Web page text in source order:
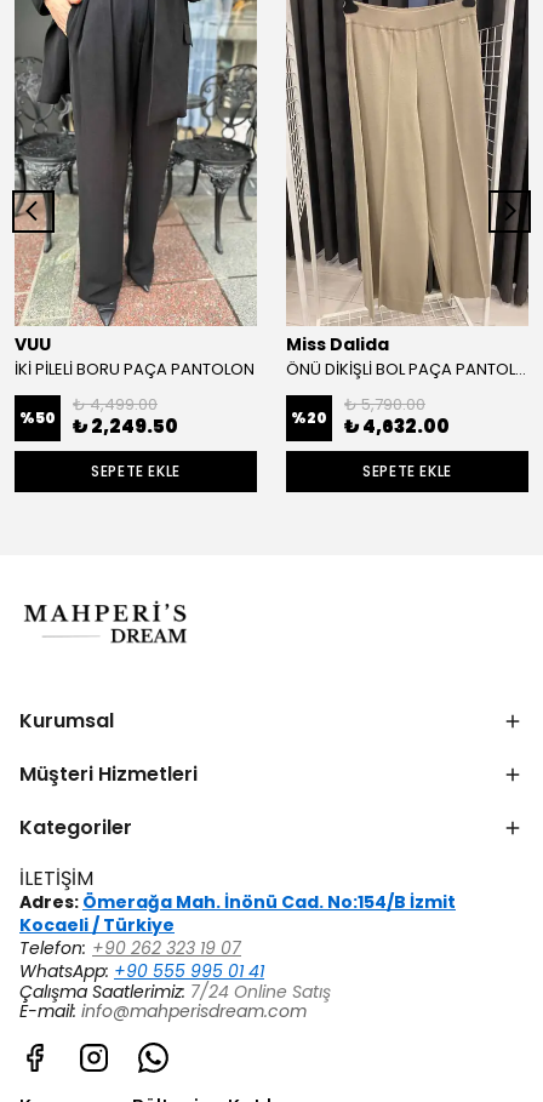
VUU
İKİ PİLELİ BORU PAÇA PANTOLON
%50
₺ 4,499.00
₺ 2,249.50
SEPETE EKLE
Miss Dalida
ÖNÜ DİKİŞLİ BOL PAÇA PANTOLON
%20
₺ 5,790.00
₺ 4,632.00
SEPETE EKLE
Kurumsal
Müşteri Hizmetleri
Kategoriler
İLETİŞİM
Adres: Ömerağa Mah. İnönü Cad. No:154/B İzmit
Kocaeli / Türkiye
Telefon: +90 262 323 19 07
WhatsApp: +90 555 995 01 41
Çalışma Saatlerimiz: 7/24 Online Satış
E-mail: info@mahperisdream.com